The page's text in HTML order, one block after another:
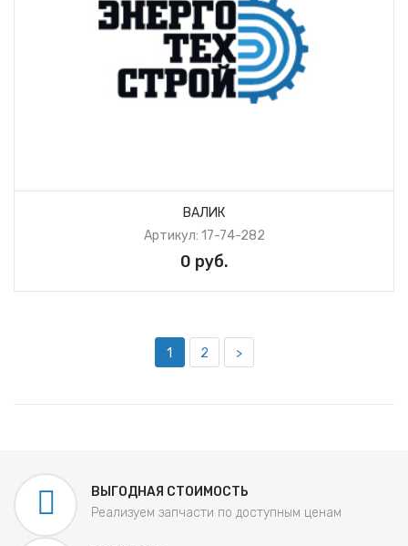
ВАЛИК
Артикул: 17-74-282
0 руб.
1 2 >
ВЫГОДНАЯ СТОИМОСТЬ
Реализуем запчасти по доступным ценам